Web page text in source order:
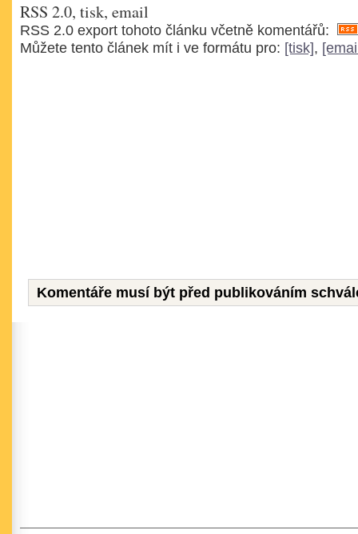
RSS 2.0, tisk, email
RSS 2.0 export tohoto článku včetně komentářů:
Můžete tento článek mít i ve formátu pro: [tisk],
Komentáře musí být před publikováním